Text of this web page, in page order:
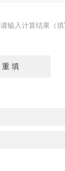
请输入计算结果（